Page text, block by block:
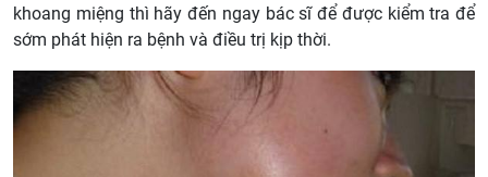
khoang miệng thì hãy đến ngay bác sĩ để được kiểm tra để
sớm phát hiện ra bệnh và điều trị kịp thời.